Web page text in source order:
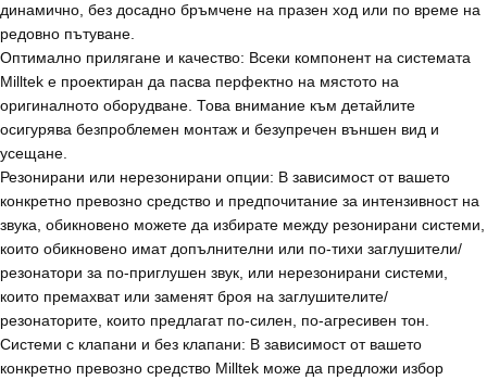
динамично, без досадно бръмчене на празен ход или по време на
редовно пътуване.
Оптимално прилягане и качество: Всеки компонент на системата
Milltek е проектиран да пасва перфектно на мястото на
оригиналното оборудване. Това внимание към детайлите
осигурява безпроблемен монтаж и безупречен външен вид и
усещане.
Резонирани или нерезонирани опции: В зависимост от вашето
конкретно превозно средство и предпочитание за интензивност на
звука, обикновено можете да избирате между резонирани системи,
които обикновено имат допълнителни или по-тихи заглушители/
резонатори за по-приглушен звук, или нерезонирани системи,
които премахват или заменят броя на заглушителите/
резонаторите, които предлагат по-силен, по-агресивен тон.
Системи с клапани и без клапани: В зависимост от вашето
конкретно превозно средство Milltek може да предложи избор